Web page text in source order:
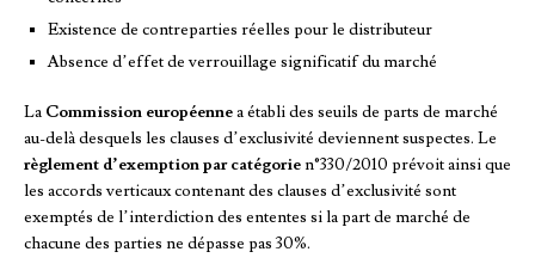
Existence de contreparties réelles pour le distributeur
Absence d’effet de verrouillage significatif du marché
La Commission européennea établi des seuils de parts de marché
au-delà desquels les clauses d’exclusivité deviennent suspectes. Le
règlement d’exemption par catégorien°330/2010 prévoit ainsi que
les accords verticaux contenant des clauses d’exclusivité sont
exemptés de l’interdiction des ententes si la part de marché de
chacune des parties ne dépasse pas 30%.